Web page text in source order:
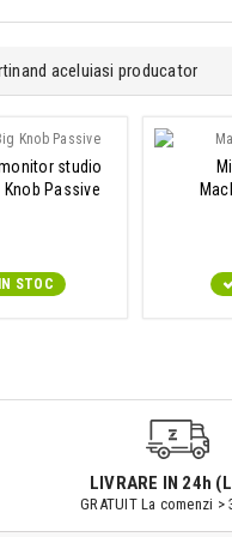
aceluiasi producator
studio
Knob Passive
IN STOC
LIVRARE IN 24h
GRATUIT La comenzi >